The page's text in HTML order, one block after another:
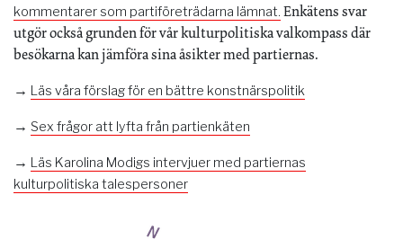
kommentarer som partiföreträdarna lämnat. Enkätens svar
utgör också grunden för vår kulturpolitiska valkompass där
besökarna kan jämföra sina åsikter med partiernas.
→ Läs våra förslag för en bättre konstnärspolitik
→ Sex frågor att lyfta från partienkäten
→ Läs Karolina Modigs intervjuer med partiernas
kulturpolitiska talespersoner